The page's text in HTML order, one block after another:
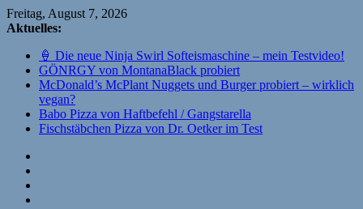
Zum
Inhalt
Freitag, August 7, 2026
Aktuelles:
🍦 Die neue Ninja Swirl Softeismaschine – mein Testvideo!
GÖNRGY von MontanaBlack probiert
McDonald’s McPlant Nuggets und Burger probiert – wirklich
vegan?
Babo Pizza von Haftbefehl / Gangstarella
Fischstäbchen Pizza von Dr. Oetker im Test